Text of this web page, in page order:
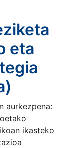
eta
aurkezpena:
ikasteko